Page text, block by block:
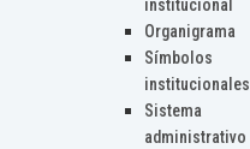
institucional
Organigrama
Símbolos
institucionales
Sistema
administrativo